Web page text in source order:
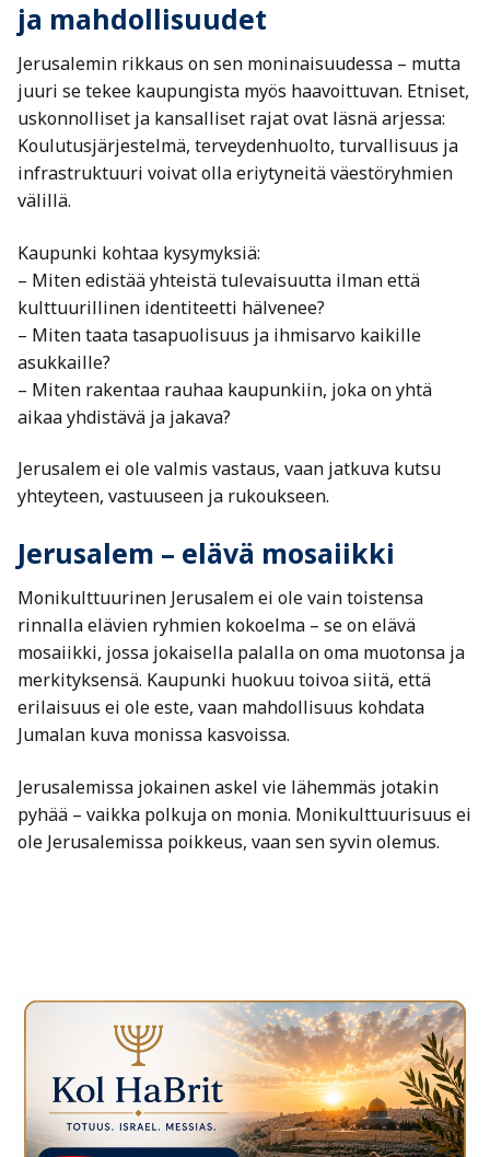
ja mahdollisuudet
Jerusalemin rikkaus on sen moninaisuudessa – mutta
juuri se tekee kaupungista myös haavoittuvan. Etniset,
uskonnolliset ja kansalliset rajat ovat läsnä arjessa:
Koulutusjärjestelmä, terveydenhuolto, turvallisuus ja
infrastruktuuri voivat olla eriytyneitä väestöryhmien
välillä.
Kaupunki kohtaa kysymyksiä:
– Miten edistää yhteistä tulevaisuutta ilman että
kulttuurillinen identiteetti hälvenee?
– Miten taata tasapuolisuus ja ihmisarvo kaikille
asukkaille?
– Miten rakentaa rauhaa kaupunkiin, joka on yhtä
aikaa yhdistävä ja jakava?
Jerusalem ei ole valmis vastaus, vaan jatkuva kutsu
yhteyteen, vastuuseen ja rukoukseen.
Jerusalem – elävä mosaiikki
Monikulttuurinen Jerusalem ei ole vain toistensa
rinnalla elävien ryhmien kokoelma – se on elävä
mosaiikki, jossa jokaisella palalla on oma muotonsa ja
merkityksensä. Kaupunki huokuu toivoa siitä, että
erilaisuus ei ole este, vaan mahdollisuus kohdata
Jumalan kuva monissa kasvoissa.
Jerusalemissa jokainen askel vie lähemmäs jotakin
pyhää – vaikka polkuja on monia. Monikulttuurisuus ei
ole Jerusalemissa poikkeus, vaan sen syvin olemus.